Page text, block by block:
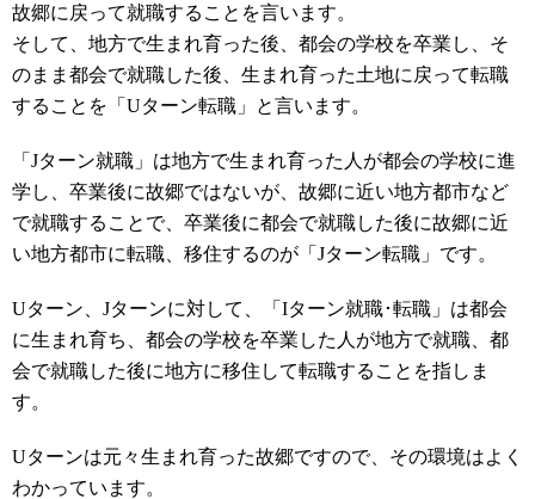
故郷に戻って就職することを言います。
そして、地方で生まれ育った後、都会の学校を卒業し、そ
のまま都会で就職した後、生まれ育った土地に戻って転職
することを「Uターン転職」と言います。
「Jターン就職」は地方で生まれ育った人が都会の学校に進
学し、卒業後に故郷ではないが、故郷に近い地方都市など
で就職することで、卒業後に都会で就職した後に故郷に近
い地方都市に転職、移住するのが「Jターン転職」です。
Uターン、Jターンに対して、「Iターン就職･転職」は都会
に生まれ育ち、都会の学校を卒業した人が地方で就職、都
会で就職した後に地方に移住して転職することを指しま
す。
Uターンは元々生まれ育った故郷ですので、その環境はよく
わかっています。